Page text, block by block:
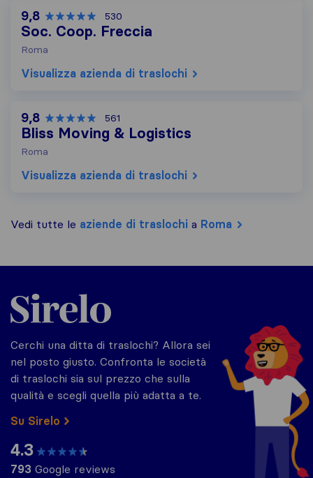
9,8 530
Soc. Coop. Freccia
Roma
Visualizza azienda di traslochi
9,8 561
Bliss Moving & Logistics
Roma
Visualizza azienda di traslochi
Vedi tutte le aziende di traslochi a Roma
Sirelo.it
Cerchi una ditta di traslochi? Allora sei
nel posto giusto. Confronta le società
di traslochi sia sul prezzo che sulla
qualità e scegli quella più adatta a te.
Su Sirelo
4.3
793 Google reviews